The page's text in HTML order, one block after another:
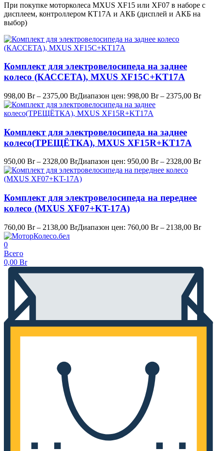
При покупке моторколеса MXUS XF15 или XF07 в наборе с
дисплеем, контроллером КТ17А и АКБ (дисплей и АКБ на
выбор)
Комплект для электровелосипеда на заднее
колесо (КАССЕТА), MXUS XF15C+KT17A
998,00 Br – 2375,00 BrДиапазон цен: 998,00 Br – 2375,00 Br
Комплект для электровелосипеда на заднее
колесо(ТРЕЩЁТКА), MXUS XF15R+KT17A
950,00 Br – 2328,00 BrДиапазон цен: 950,00 Br – 2328,00 Br
Комплект для электровелосипеда на переднее
колесо (MXUS XF07+KT-17A)
760,00 Br – 2138,00 BrДиапазон цен: 760,00 Br – 2138,00 Br
0
Всего
0,00 Br